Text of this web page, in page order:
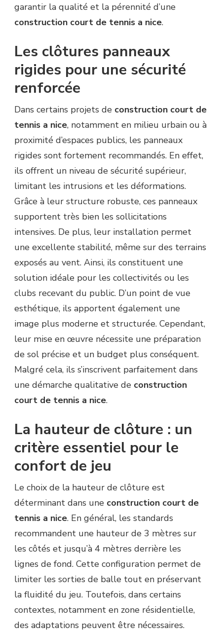
garantir la qualité et la pérennité d’une
construction court de tennis a nice.
Les clôtures panneaux
rigides pour une sécurité
renforcée
Dans certains projets de construction court de
tennis a nice, notamment en milieu urbain ou à
proximité d’espaces publics, les panneaux
rigides sont fortement recommandés. En effet,
ils offrent un niveau de sécurité supérieur,
limitant les intrusions et les déformations.
Grâce à leur structure robuste, ces panneaux
supportent très bien les sollicitations
intensives. De plus, leur installation permet
une excellente stabilité, même sur des terrains
exposés au vent. Ainsi, ils constituent une
solution idéale pour les collectivités ou les
clubs recevant du public. D’un point de vue
esthétique, ils apportent également une
image plus moderne et structurée. Cependant,
leur mise en œuvre nécessite une préparation
de sol précise et un budget plus conséquent.
Malgré cela, ils s’inscrivent parfaitement dans
une démarche qualitative de construction
court de tennis a nice.
La hauteur de clôture : un
critère essentiel pour le
confort de jeu
Le choix de la hauteur de clôture est
déterminant dans une construction court de
tennis a nice. En général, les standards
recommandent une hauteur de 3 mètres sur
les côtés et jusqu’à 4 mètres derrière les
lignes de fond. Cette configuration permet de
limiter les sorties de balle tout en préservant
la fluidité du jeu. Toutefois, dans certains
contextes, notamment en zone résidentielle,
des adaptations peuvent être nécessaires.